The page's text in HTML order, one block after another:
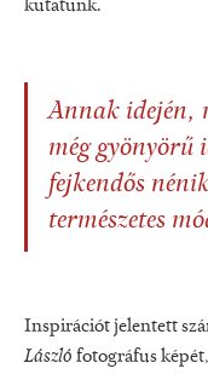
kutatunk.
Annak idején,
még gyönyörű
fejkendős
természetes
Inspirációt jelentett
László fotográfus